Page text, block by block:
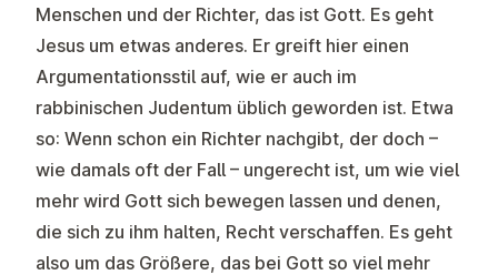
Menschen und der Richter, das ist Gott. Es geht
Jesus um etwas anderes. Er greift hier einen
Argumentationsstil auf, wie er auch im
rabbinischen Judentum üblich geworden ist. Etwa
so: Wenn schon ein Richter nachgibt, der doch –
wie damals oft der Fall – ungerecht ist, um wie viel
mehr wird Gott sich bewegen lassen und denen,
die sich zu ihm halten, Recht verschaffen. Es geht
also um das Größere, das bei Gott so viel mehr